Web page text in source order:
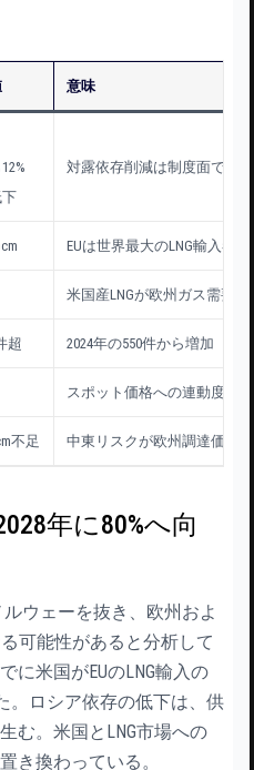
意味
対露依存削減は制度面で進展
EUは世界最大のLNG輸入者
米国産LNGが欧州ガス需要
超 2024年の550件から増加
スポット価格への連動度が
不足 中東リスクが欧州調達価格
年に80%へ向
ルウェーを抜き、欧州およ
可能性があると分析して
に米国がEUのLNG輸入の
。ロシア依存の低下は、供
む。米国とLNG市場への
き換わっている。